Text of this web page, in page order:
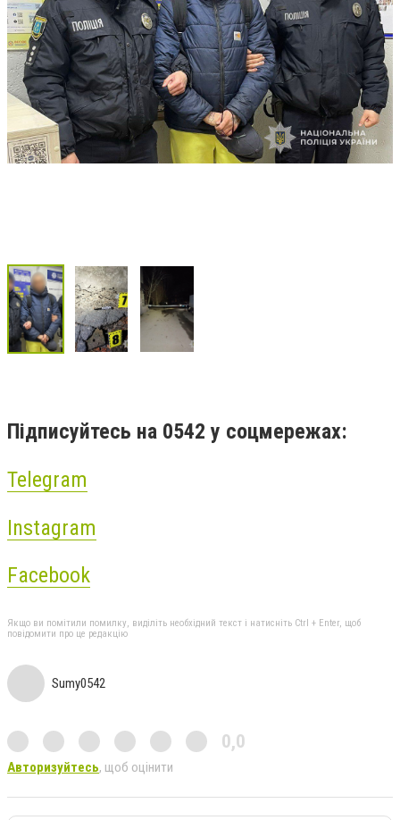
Підписуйтесь на 0542 у соцмережах:
Telegram
Instagram
Facebook
Якщо ви помітили помилку, виділіть необхідний текст і натисніть Ctrl + Enter, щоб
повідомити про це редакцію
Sumy0542
0,0
Авторизуйтесь, щоб оцінити